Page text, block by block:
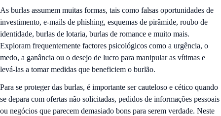
As burlas assumem muitas formas, tais como falsas oportunidades de
investimento, e-mails de phishing, esquemas de pirâmide, roubo de
identidade, burlas de lotaria, burlas de romance e muito mais.
Exploram frequentemente factores psicológicos como a urgência, o
medo, a ganância ou o desejo de lucro para manipular as vítimas e
levá-las a tomar medidas que beneficiem o burlão.
Para se proteger das burlas, é importante ser cauteloso e cético quando
se depara com ofertas não solicitadas, pedidos de informações pessoais
ou negócios que parecem demasiado bons para serem verdade. Neste